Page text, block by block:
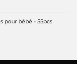
pour bébé - 55pcs